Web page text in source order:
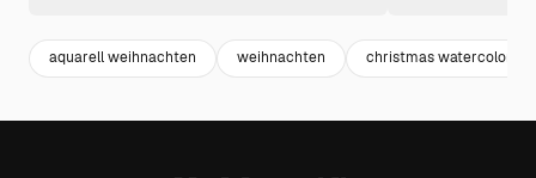
aquarell weihnachten weihnachten christmas watercolor